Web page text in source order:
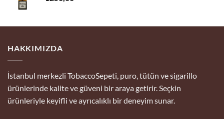
HAKKIMIZDA
İstanbul merkezli TobaccoSepeti, puro, tütün ve sigarillo
ürünlerinde kalite ve güveni bir araya getirir. Seçkin
ürünleriyle keyifli ve ayrıcalıklı bir deneyim sunar.